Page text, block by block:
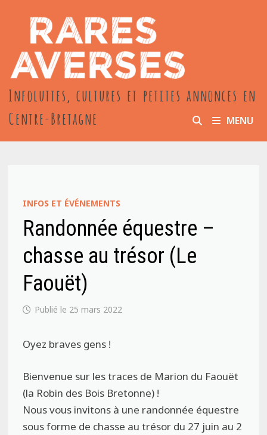
contenu
Infoluttes, cultures et petites annonces en
Centre-Bretagne
MENU
INFOS ET ÉVÉNEMENTS
Randonnée équestre –
chasse au trésor (Le
Faouët)
25 mars 2022
Oyez braves gens !
Bienvenue sur les traces de Marion du Faouët
(la Robin des Bois Bretonne) !
Nous vous invitons à une randonnée équestre
sous forme de chasse au trésor du 27 juin au 2